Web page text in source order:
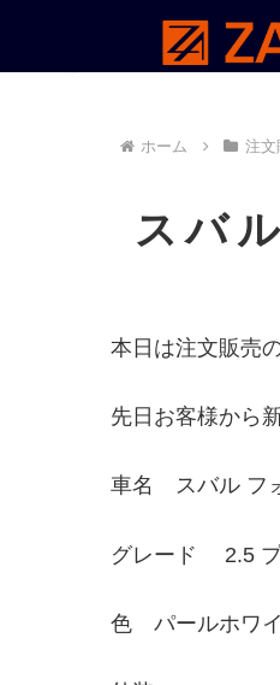
ホーム 注文
スバ
本日は注文販売
先日お客様から
車名 スバル フ
グレード 2.5 プ
色 パールホワ